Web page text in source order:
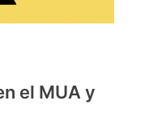
el MUA y